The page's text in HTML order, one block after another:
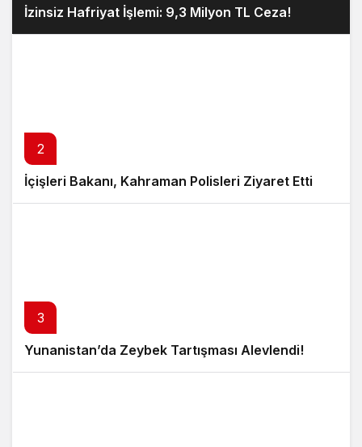
İzinsiz Hafriyat İşlemi: 9,3 Milyon TL Ceza!
2
İçişleri Bakanı, Kahraman Polisleri Ziyaret Etti
3
Yunanistan’da Zeybek Tartışması Alevlendi!